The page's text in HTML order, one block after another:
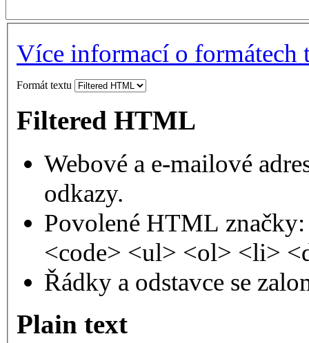
Více informací o formátech
Formát textu
Filtered HTML
Webové a e-mailové
odkazy.
Povolené HTML
<code> <ul> <ol> <li>
Řádky a odstavce se
Plain text